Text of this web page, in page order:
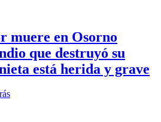
muere en Osorno
que destruyó su
está herida y grave